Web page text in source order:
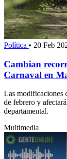
Política • 20 Feb
Cambian
Carnaval en
Las modificaciones
de febrero y
departamental.
Multimedia